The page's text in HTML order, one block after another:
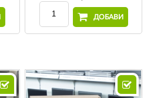
ДОБАВИ